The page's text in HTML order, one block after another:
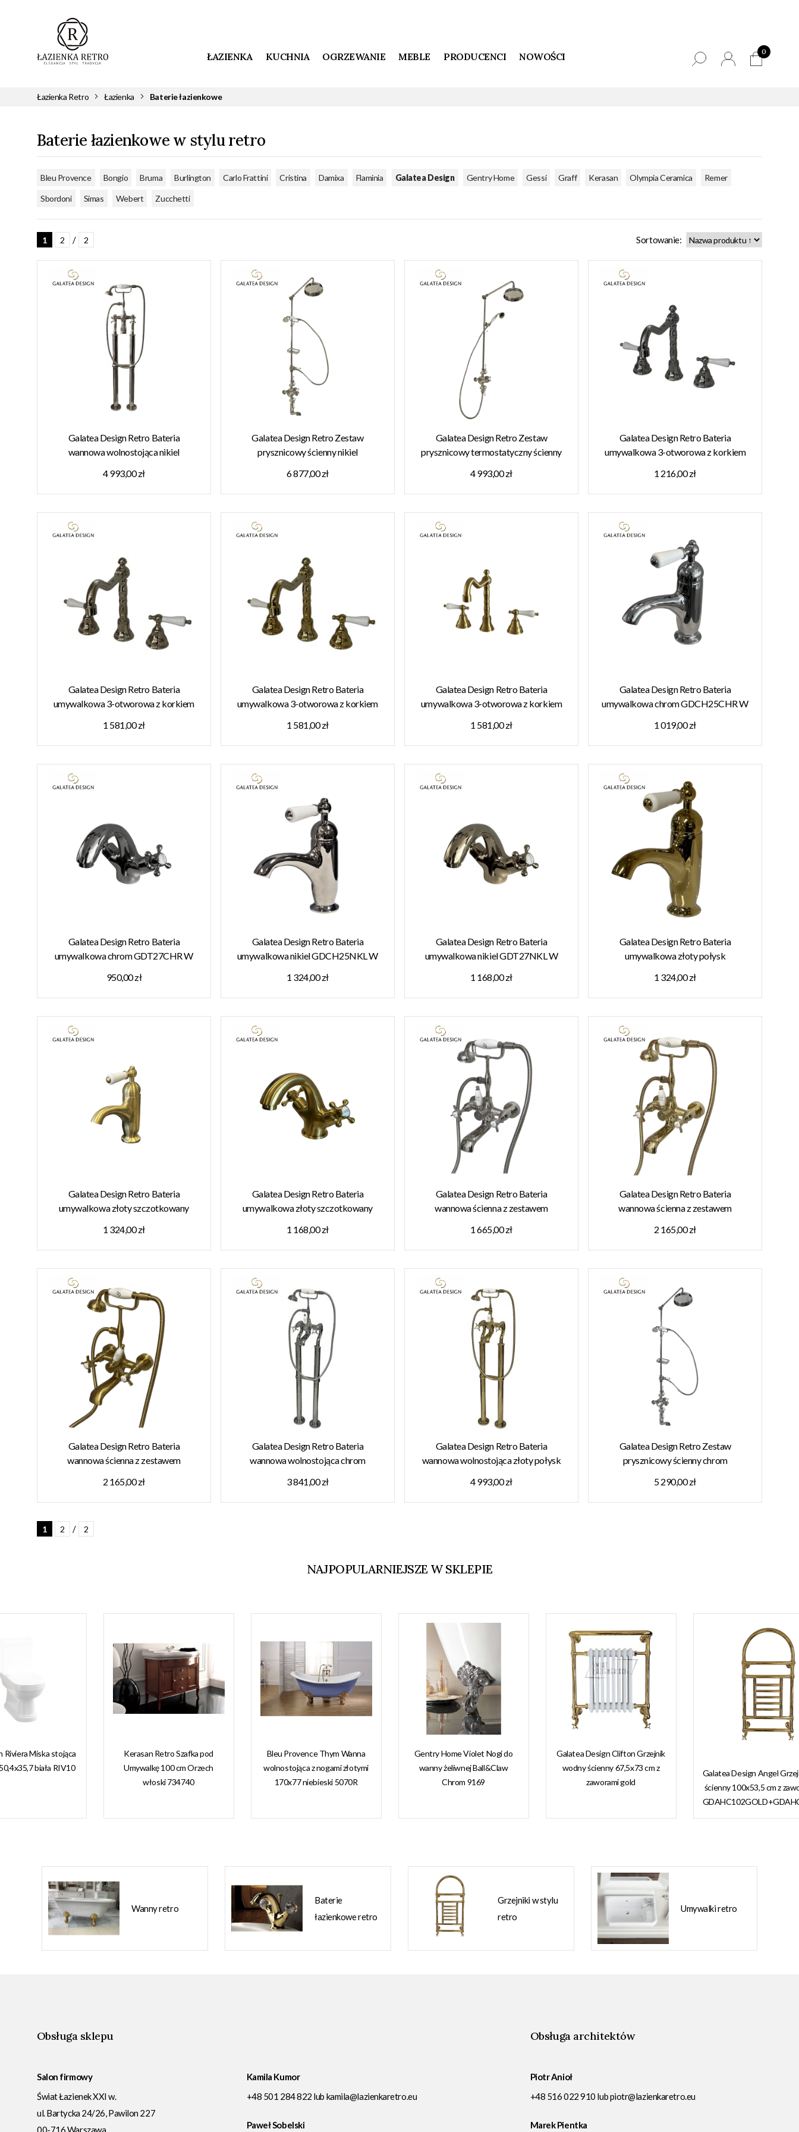
ŁAZIENKA KUCHNIA OGRZEWANIE MEBLE PRODUCENCI NOWOŚCI 0
Łazienka Retro Łazienka Baterie łazienkowe
Baterie łazienkowe w stylu retro
Bleu Provence Bongio Bruma Burlington Carlo Frattini Cristina Damixa Flaminia Galatea Design Gentry Home Gessi Graff Kerasan Olympia Ceramica Remer
Sbordoni Simas Webert Zucchetti
1 2 / 2 Sortowanie:
Galatea Design Retro Bateria
wannowa wolnostojąca nikiel
4 993,00 zł
Galatea Design Retro Zestaw
prysznicowy ścienny nikiel
6 877,00 zł
Galatea Design Retro Zestaw
prysznicowy termostatyczny ścienny
4 993,00 zł
Galatea Design Retro Bateria
umywalkowa 3-otworowa z korkiem
1 216,00 zł
Galatea Design Retro Bateria
umywalkowa 3-otworowa z korkiem
1 581,00 zł
Galatea Design Retro Bateria
umywalkowa 3-otworowa z korkiem
MAGAZYNIE!!
1 581,00 zł
Galatea Design Retro Bateria
umywalkowa 3-otworowa z korkiem
MAGAZYNIE!!
1 581,00 zł
Galatea Design Retro Bateria
umywalkowa chrom GDCH25CHR W
1 019,00 zł
Galatea Design Retro Bateria
umywalkowa chrom GDT27CHR W
950,00 zł
Galatea Design Retro Bateria
umywalkowa nikiel GDCH25NKL W
1 324,00 zł
Galatea Design Retro Bateria
umywalkowa nikiel GDT27NKL W
1 168,00 zł
Galatea Design Retro Bateria
umywalkowa złoty połysk
1 324,00 zł
Galatea Design Retro Bateria
umywalkowa złoty szczotkowany
1 324,00 zł
Galatea Design Retro Bateria
umywalkowa złoty szczotkowany
1 168,00 zł
Galatea Design Retro Bateria
wannowa ścienna z zestawem
MAGAZYNIE!!
1 665,00 zł
Galatea Design Retro Bateria
wannowa ścienna z zestawem
GDT8GOLD W MAGAZYNIE!!
2 165,00 zł
Galatea Design Retro Bateria
wannowa ścienna z zestawem
GDT8BRG
2 165,00 zł
Galatea Design Retro Bateria
wannowa wolnostojąca chrom
3 841,00 zł
Galatea Design Retro Bateria
wannowa wolnostojąca złoty połysk
4 993,00 zł
Galatea Design Retro Zestaw
prysznicowy ścienny chrom
5 290,00 zł
1 2 / 2
NAJPOPULARNIEJSZE W SKLEPIE
Riviera Miska stojąca
biała RIV10
Kerasan Retro Szafka pod
Umywalkę 100 cm Orzech
włoski 734740
Bleu Provence Thym Wanna
wolnostojąca z nogami złotymi
170x77 niebieski 5070R
Gentry Home Violet Nogi do
wanny żeliwnej Ball&Claw
Chrom 9169
Galatea Design Clifton Grzejnik
wodny ścienny 67,5x73 cm z
zaworami gold
Galatea Design Angel
ścienny 100x53,5 cm z
W MAGAZYNIE!!
Wanny retro
Baterie
łazienkowe retro
Grzejniki w stylu
retro
Umywalki retro
Obsługa sklepu
Salon firmowy
Świat Łazienek XXI w.
ul. Bartycka 24/26, Pawilon 227
00-716Warszawa
Kamila Kumor
+48 501 284 822 lub kamila@lazienkaretro.eu
Paweł Sobelski
Obsługa architektów
Piotr Anioł
+48 516 022 910 lubpiotr@lazienkaretro.eu
Marek Pientka